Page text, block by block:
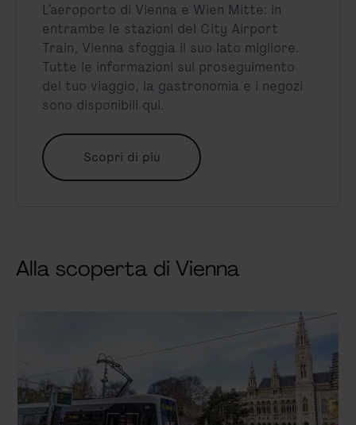
L’aeroporto di Vienna e Wien Mitte: in
entrambe le stazioni del City Airport
Train, Vienna sfoggia il suo lato migliore.
Tutte le informazioni sul proseguimento
del tuo viaggio, la gastronomia e i negozi
sono disponibili qui.
Scopri di più
Alla scoperta di Vienna